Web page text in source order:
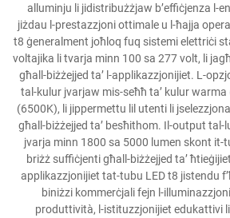
alluminju li jidistribużżjaw b’effiċjenza l-
jiżdau l-prestazzjoni ottimale u l-ħajja
t8 ġeneralment joħloq fuq sistemi elettriċi
voltajika li tvarja minn 100 sa 277 volt, li
għall-biżżejjed ta’ l-applikazzjonijiet. L-
tal-kulur jvarjaw mis-seħħ ta’ kulur
(6500K), li jippermettu lil utenti li
għall-biżżejjed ta’ besħithom. Il-output tal-
jvarja minn 1800 sa 5000 lumen skont it-
briżż suffiċjenti għall-biżżejjed ta’
applikazzjonijiet tat-tubu LED t8 jistendu
biniżzi kommerċjali fejn l-
produttività, l-istituzzjonijiet edukattivi